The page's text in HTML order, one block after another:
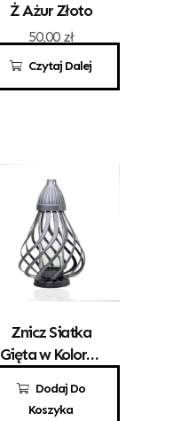
Czytaj Dalej
Ż Ażur Złoto
50,00 zł
Dodaj Do
Koszyka
Znicz Siatka
Gięta w Kolorze
49,00 zł